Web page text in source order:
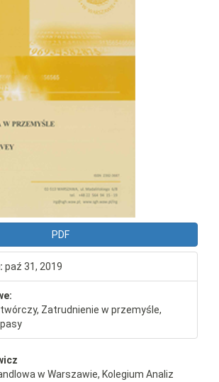
PDF
paź 31, 2019
Zatrudnienie w przemyśle,
w Warszawie, Kolegium Analiz